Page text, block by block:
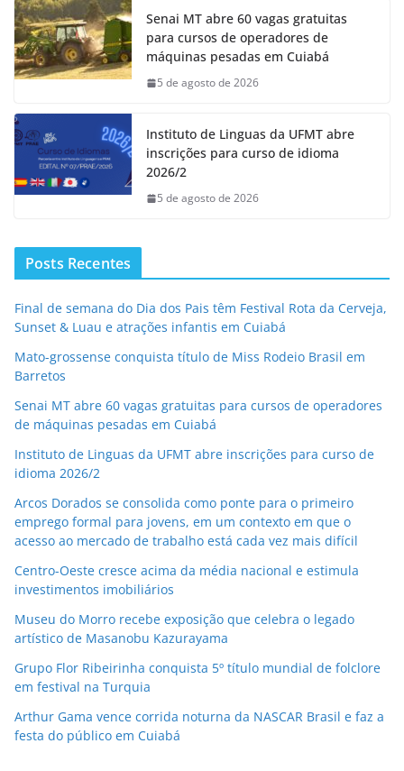
Senai MT abre 60 vagas gratuitas
para cursos de operadores de
máquinas pesadas em Cuiabá
5 de agosto de 2026
Instituto de Linguas da UFMT abre
inscrições para curso de idioma
2026/2
5 de agosto de 2026
Posts Recentes
Final de semana do Dia dos Pais têm Festival Rota da Cerveja,
Sunset & Luau e atrações infantis em Cuiabá
Mato-grossense conquista título de Miss Rodeio Brasil em
Barretos
Senai MT abre 60 vagas gratuitas para cursos de operadores
de máquinas pesadas em Cuiabá
Instituto de Linguas da UFMT abre inscrições para curso de
idioma 2026/2
Arcos Dorados se consolida como ponte para o primeiro
emprego formal para jovens, em um contexto em que o
acesso ao mercado de trabalho está cada vez mais difícil
Centro-Oeste cresce acima da média nacional e estimula
investimentos imobiliários
Museu do Morro recebe exposição que celebra o legado
artístico de Masanobu Kazurayama
Grupo Flor Ribeirinha conquista 5º título mundial de folclore
em festival na Turquia
Arthur Gama vence corrida noturna da NASCAR Brasil e faz a
festa do público em Cuiabá